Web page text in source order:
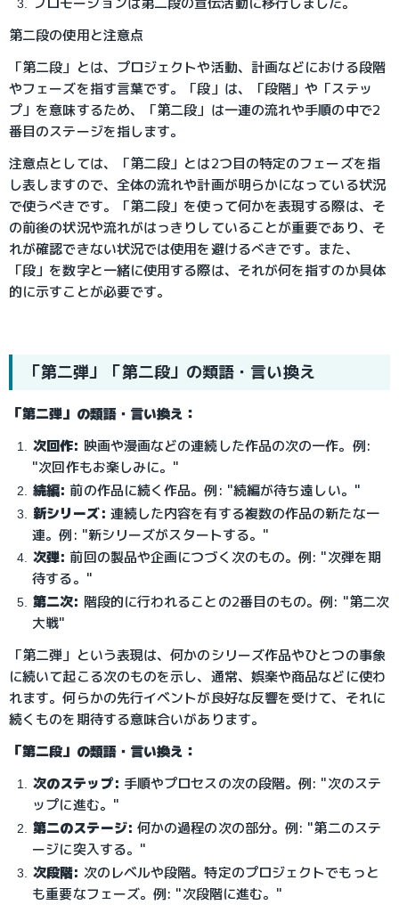
第二段の使用と注意点
「第二段」とは、プロジェクトや活動、計画などにおける段階
やフェーズを指す言葉です。「段」は、「段階」や「ステッ
プ」を意味するため、「第二段」は一連の流れや手順の中で2
番目のステージを指します。
注意点としては、「第二段」とは2つ目の特定のフェーズを指
し表しますので、全体の流れや計画が明らかになっている状況
で使うべきです。「第二段」を使って何かを表現する際は、そ
の前後の状況や流れがはっきりしていることが重要であり、そ
れが確認できない状況では使用を避けるべきです。また、
「段」を数字と一緒に使用する際は、それが何を指すのか具体
的に示すことが必要です。
「第二弾」「第二段」の類語・言い換え
「第二弾」の類語・言い換え：
次回作: 映画や漫画などの連続した作品の次の一作。例:
"次回作もお楽しみに。"
続編: 前の作品に続く作品。例: "続編が待ち遠しい。"
新シリーズ: 連続した内容を有する複数の作品の新たな一
連。例: "新シリーズがスタートする。"
次弾: 前回の製品や企画につづく次のもの。例: "次弾を期
待する。"
第二次: 階段的に行われることの2番目のもの。例: "第二次
大戦"
「第二弾」という表現は、何かのシリーズ作品やひとつの事象
に続いて起こる次のものを示し、通常、娯楽や商品などに使わ
れます。何らかの先行イベントが良好な反響を受けて、それに
続くものを期待する意味合いがあります。
「第二段」の類語・言い換え：
次のステップ: 手順やプロセスの次の段階。例: "次のステ
ップに進む。"
第二のステージ: 何かの過程の次の部分。例: "第二のステ
ージに突入する。"
次段階: 次のレベルや段階。特定のプロジェクトでもっと
も重要なフェーズ。例: "次段階に進む。"